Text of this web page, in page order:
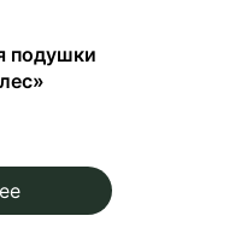
подушки